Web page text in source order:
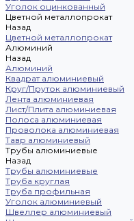
Уголок оцинкованный
Цветной металлопрокат
Назад
Цветной металлопрокат
Алюминий
Назад
Алюминий
Квадрат алюминиевый
Круг/Пруток алюминиевый
Лента алюминиевая
Лист/Плита алюминиевая
Полоса алюминиевая
Проволока алюминиевая
Тавр алюминиевый
Трубы алюминиевые
Назад
Трубы алюминиевые
Труба круглая
Труба профильная
Уголок алюминиевый
Швеллер алюминиевый